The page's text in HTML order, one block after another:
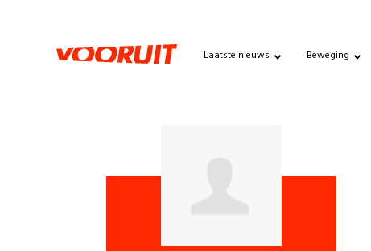
Laatste nieuws Beweging